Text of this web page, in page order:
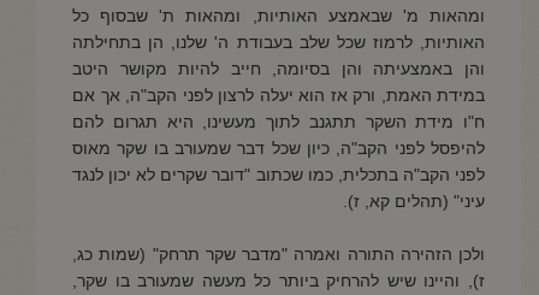
ומהאות מ' שבאמצע האותיות, ומהאות ת' שבסוף כל
האותיות, לרמוז שכל שלב בעבודת ה' שלנו, הן בתחילתה
והן באמצעיתה והן בסיומה, חייב להיות מקושר היטב
במידת האמת, ורק אז הוא יעלה לרצון לפני הקב"ה, אך אם
ח"ו מידת השקר תתגנב לתוך מעשינו, היא תגרום להם
להיפסל לפני הקב"ה, כיון שכל דבר שמעורב בו שקר מאוס
לפני הקב"ה בתכלית, כמו שכתוב "דובר שקרים לא יכון לנגד
עיני" (תהלים קא, ז).
ולכן הזהירה התורה ואמרה "מדבר שקר תרחק" (שמות כג,
ז), והיינו שיש להרחיק ביותר כל מעשה שמעורב בו שקר,